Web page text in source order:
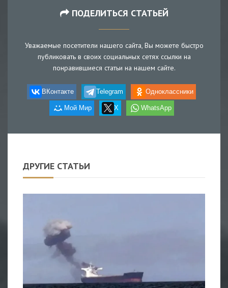
ПОДЕЛИТЬСЯ СТАТЬЕЙ
Уважаемые посетители нашего сайта, Вы можете быстро
публиковать в своих социальных сетях ссылки на
понравившиеся статьи на нашем сайте.
ВКонтакте Telegram Одноклассники
Мой Мир X WhatsApp
ДРУГИЕ СТАТЬИ